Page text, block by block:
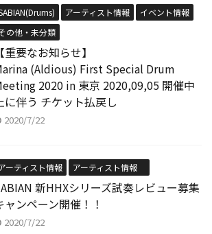
アーティスト情報
イベント情報
の他・未分類
【重要なお知らせ】
(Aldious) First Special Drum
2020 in 東京 2020,09,05 開催中
に伴う チケット払戻し
2020/7/22
ーティスト情報 アーティスト情報
新HHXシリーズ試奏レビュー募集
ャンペーン開催！！
2020/7/22